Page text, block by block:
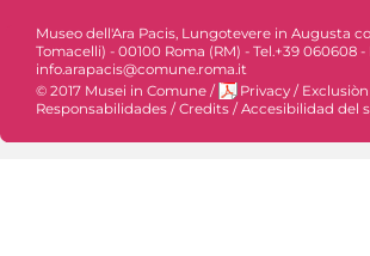
Museo dell'Ara Pacis, Lungotevere in Augusta
Tomacelli) - 00100 Roma (RM) - Tel.+39 060608 -
info.arapacis@comune.roma.it
© 2017 Musei in Comune / Privacy /
Responsabilidades / Credits / Accesibilidad del